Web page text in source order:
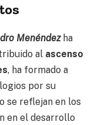
Menéndezha
al ascenso
, ha formado a
por su
se reflejan en los
en el desarrollo